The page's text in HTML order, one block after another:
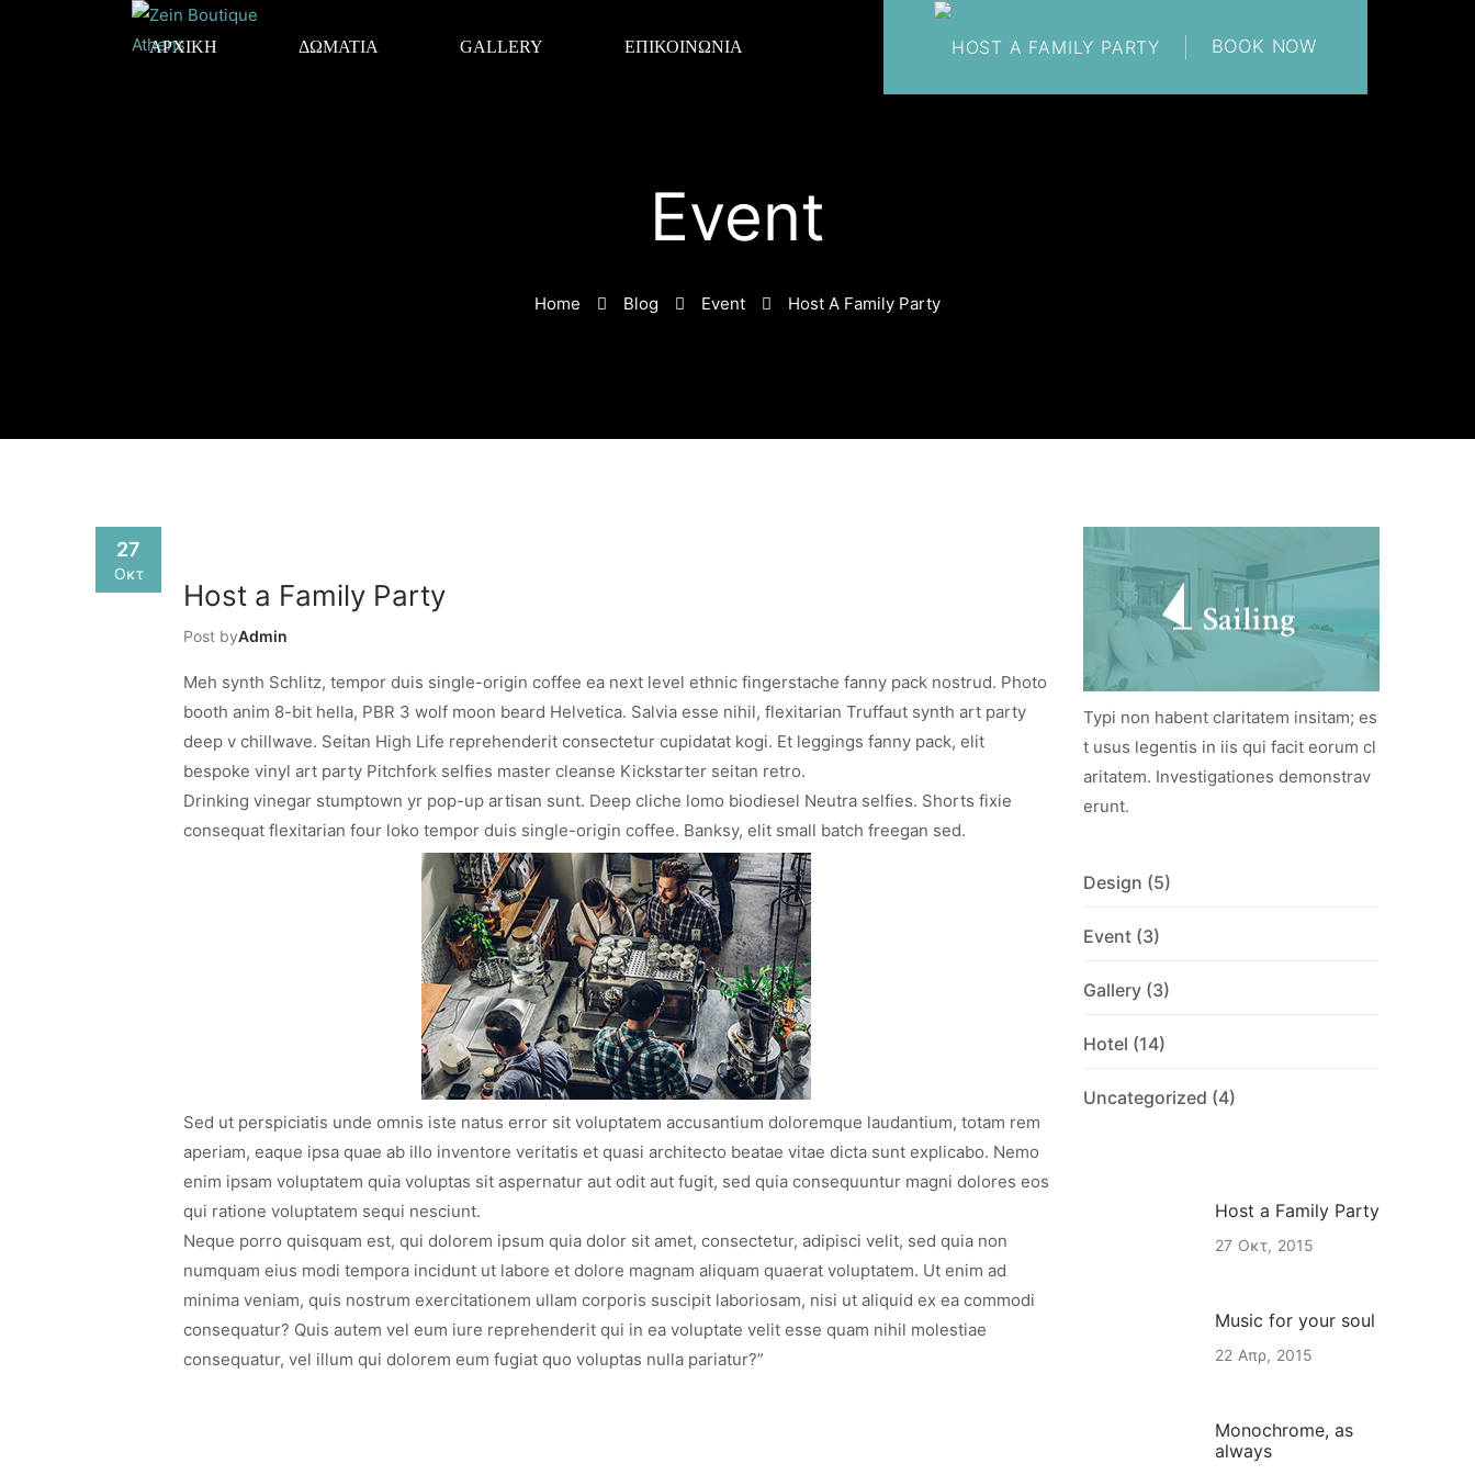
ΑΡΧΙΚΗ ΔΩΜΑΤΙΑ GALLERY ΕΠΙΚΟΙΝΩΝΙΑ BOOK NOW
Event
Home Blog Event Host A Family Party
27
Οκτ
Host a Family Party
Post byAdmin
Meh synth Schlitz, tempor duis single-origin coffee ea next level ethnic fingerstache fanny pack nostrud. Photo
booth anim 8-bit hella, PBR 3 wolf moon beard Helvetica. Salvia esse nihil, flexitarian Truffaut synth art party
deep v chillwave. Seitan High Life reprehenderit consectetur cupidatat kogi. Et leggings fanny pack, elit
bespoke vinyl art party Pitchfork selfies master cleanse Kickstarter seitan retro.
Drinking vinegar stumptown yr pop-up artisan sunt. Deep cliche lomo biodiesel Neutra selfies. Shorts fixie
consequat flexitarian four loko tempor duis single-origin coffee. Banksy, elit small batch freegan sed.
Sed ut perspiciatis unde omnis iste natus error sit voluptatem accusantium doloremque laudantium, totam rem
aperiam, eaque ipsa quae ab illo inventore veritatis et quasi architecto beatae vitae dicta sunt explicabo. Nemo
enim ipsam voluptatem quia voluptas sit aspernatur aut odit aut fugit, sed quia consequuntur magni dolores eos
qui ratione voluptatem sequi nesciunt.
Neque porro quisquam est, qui dolorem ipsum quia dolor sit amet, consectetur, adipisci velit, sed quia non
numquam eius modi tempora incidunt ut labore et dolore magnam aliquam quaerat voluptatem. Ut enim ad
minima veniam, quis nostrum exercitationem ullam corporis suscipit laboriosam, nisi ut aliquid ex ea commodi
consequatur? Quis autem vel eum iure reprehenderit qui in ea voluptate velit esse quam nihil molestiae
consequatur, vel illum qui dolorem eum fugiat quo voluptas nulla pariatur?”
Typi non habent claritatem insitam; es
t usus legentis in iis qui facit eorum cl
aritatem. Investigationes demonstrav
erunt.
Design (5)
Event (3)
Gallery (3)
Hotel (14)
Uncategorized (4)
Host a Family Party
27 Οκτ 2015
Music for your soul
22 Απρ 2015
Monochrome, as
always